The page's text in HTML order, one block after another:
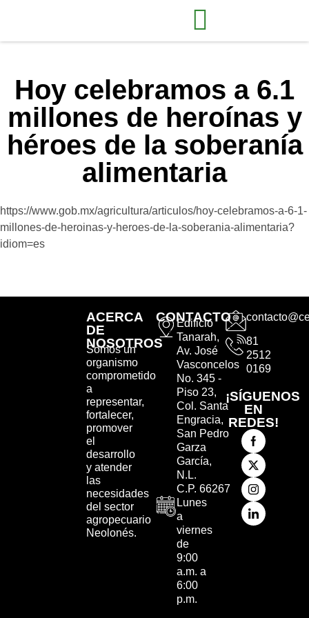
Hoy celebramos a 6.1
millones de heroínas y
héroes de la soberanía
alimentaria
https://www.gob.mx/agricultura/articulos/hoy-celebramos-a-6-1-
millones-de-heroinas-y-heroes-de-la-soberania-alimentaria?
idiom=es
ACERCA
DE
NOSOTROS
Somos un
organismo
comprometido
a
representar,
fortalecer,
promover
el
desarrollo
y atender
las
necesidades
del sector
agropecuario
Neolonés.
CONTACTO
Edificio
Tanarah,
Av. José
Vasconcelos
No. 345 -
Piso 23,
Col. Santa
Engracia,
San Pedro
Garza
García,
N.L.
C.P. 66267
Lunes
a
viernes
de
9:00
a.m. a
6:00
p.m.
81
2512
0169
¡SÍGUENOS
EN
REDES!